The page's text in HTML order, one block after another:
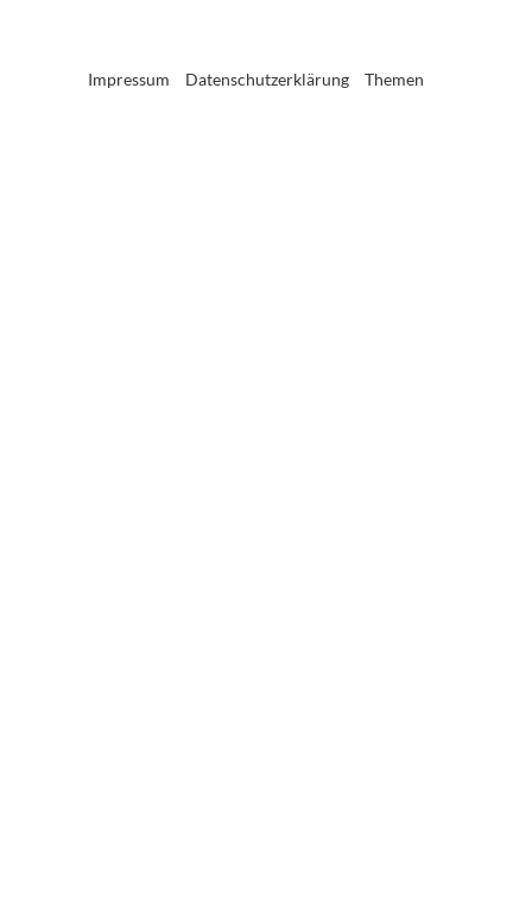
Impressum Datenschutzerklärung Themen